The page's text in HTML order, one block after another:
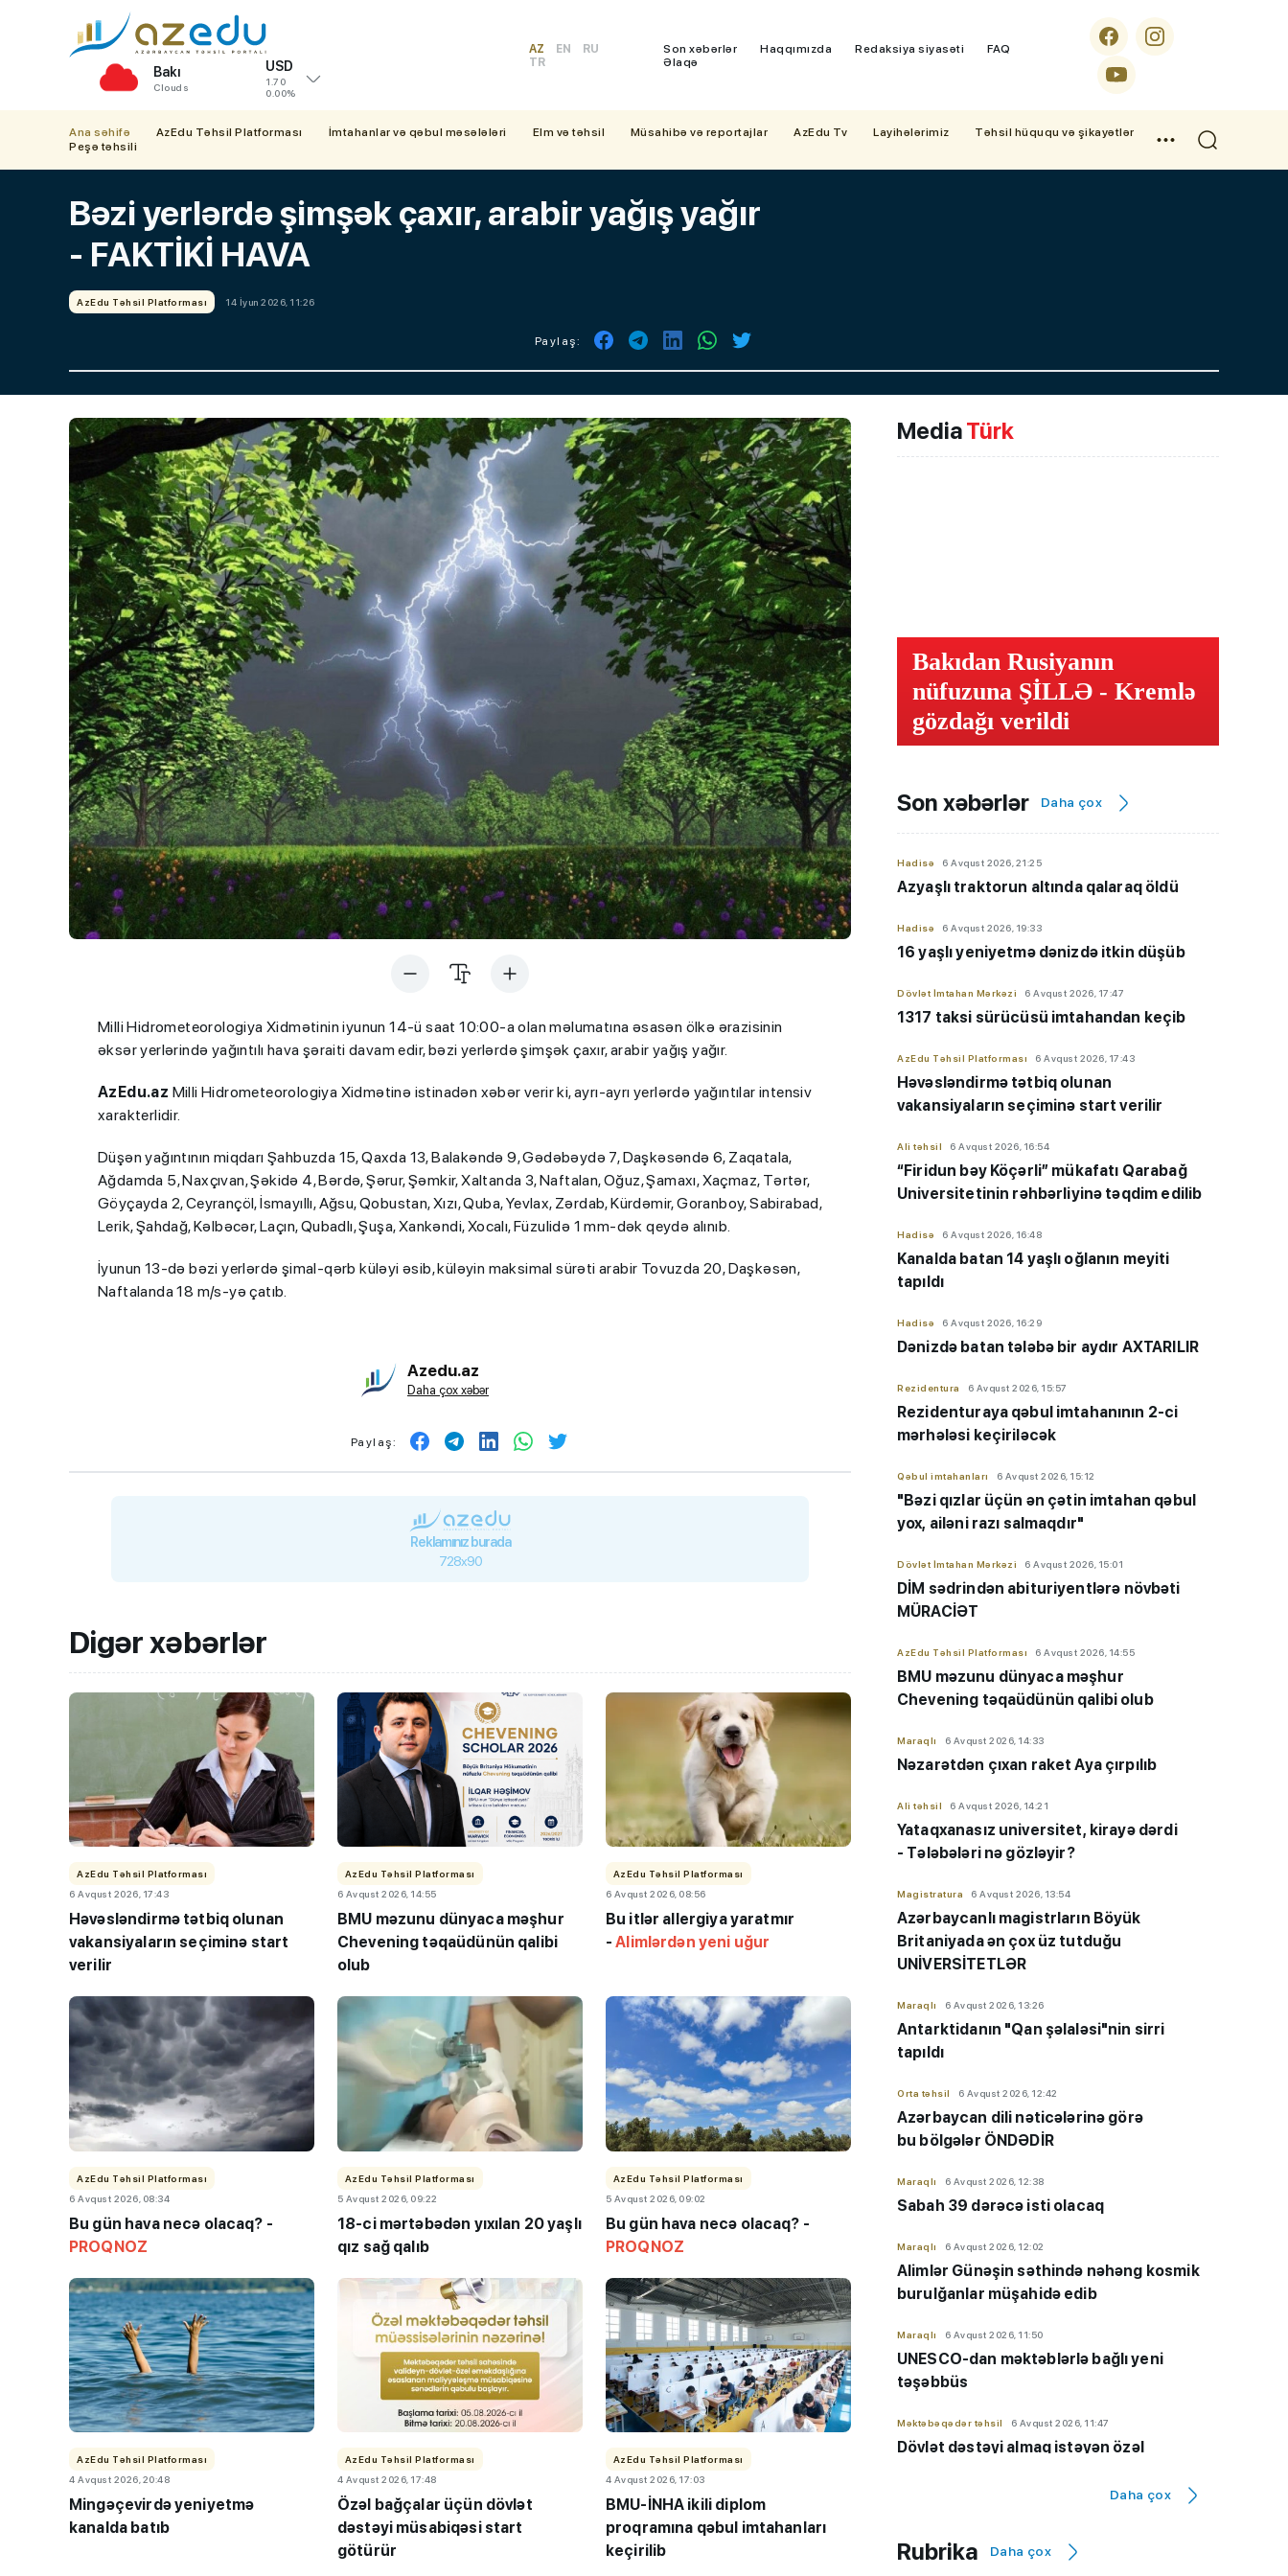
Bakı
Clouds
USD
1.70
0.00%
AZ EN
RU
TR
Son xəbərlər Haqqımızda Redaksiya siyasəti
FAQ
Əlaqə
Ana səhifə AzEdu Təhsil Platforması İmtahanlar və qəbul məsələləri Elm və təhsil Müsahibə və reportajlar AzEdu Tv Layihələrimiz
Təhsil hüququ və şikayətlər
Peşə təhsili
Bəzi yerlərdə şimşək çaxır, arabir yağış yağır
- FAKTİKİ HAVA
AzEdu Təhsil Platforması 14 İyun 2026, 11:26
Paylaş:
Milli Hidrometeorologiya Xidmətinin iyunun 14-ü saat 10:00-a olan məlumatına əsasən ölkə ərazisinin
əksər yerlərində yağıntılı hava şəraiti davam edir, bəzi yerlərdə şimşək çaxır, arabir yağış yağır.
AzEdu.az Milli Hidrometeorologiya Xidmətinə istinadən xəbər verir ki, ayrı-ayrı yerlərdə yağıntılar intensiv
xarakterlidir.
Düşən yağıntının miqdarı Şahbuzda 15, Qaxda 13, Balakəndə 9, Gədəbəydə 7, Daşkəsəndə 6, Zaqatala,
Ağdamda 5, Naxçıvan, Şəkidə 4, Bərdə, Şərur, Şəmkir, Xaltanda 3, Naftalan, Oğuz, Şamaxı, Xaçmaz, Tərtər,
Göyçayda 2, Ceyrançöl, İsmayıllı, Ağsu, Qobustan, Xızı, Quba, Yevlax, Zərdab, Kürdəmir, Goranboy, Sabirabad,
Lerik, Şahdağ, Kəlbəcər, Laçın, Qubadlı, Şuşa, Xankəndi, Xocalı, Füzulidə 1 mm-dək qeydə alınıb.
İyunun 13-də bəzi yerlərdə şimal-qərb küləyi əsib, küləyin maksimal sürəti arabir Tovuzda 20, Daşkəsən,
Naftalanda 18 m/s-yə çatıb.
Azedu.az
Daha çox xəbər
Paylaş:
Reklamınız burada
728x90
Digər xəbərlər
AzEdu Təhsil Platforması
6 Avqust 2026, 17:43
Həvəsləndirmə tətbiq olunan
vakansiyaların seçiminə start
verilir
AzEdu Təhsil Platforması
6 Avqust 2026, 14:55
BMU məzunu dünyaca məşhur
Chevening təqaüdünün qalibi
olub
AzEdu Təhsil Platforması
6 Avqust 2026, 08:56
Bu itlər allergiya yaratmır
-Alimlərdən yeni uğur
AzEdu Təhsil Platforması
6 Avqust 2026, 08:34
Bu gün hava necə olacaq? -
PROQNOZ
AzEdu Təhsil Platforması
5 Avqust 2026, 09:22
18-ci mərtəbədən yıxılan 20 yaşlı
qız sağ qalıb
AzEdu Təhsil Platforması
5 Avqust 2026, 09:02
Bu gün hava necə olacaq? -
PROQNOZ
AzEdu Təhsil Platforması
4 Avqust 2026, 20:48
Mingəçevirdə yeniyetmə
kanalda batıb
AzEdu Təhsil Platforması
4 Avqust 2026, 17:48
Özəl bağçalar üçün dövlət
dəstəyi müsabiqəsi start
götürür
AzEdu Təhsil Platforması
4 Avqust 2026, 17:03
BMU-İNHA ikili diplom
proqramına qəbul imtahanları
keçirilib
MediaTürk
Bakıdan Rusiyanın
nüfuzuna ŞİLLƏ - Kremlə
gözdağı verildi
Son xəbərlər Daha çox
Hadisə 6 Avqust 2026, 21:25
Azyaşlı traktorun altında qalaraq öldü
Hadisə 6 Avqust 2026, 19:33
16 yaşlı yeniyetmə dənizdə itkin düşüb
Dövlət İmtahan Mərkəzi 6 Avqust 2026, 17:47
1317 taksi sürücüsü imtahandan keçib
AzEdu Təhsil Platforması 6 Avqust 2026, 17:43
Həvəsləndirmə tətbiq olunan
vakansiyaların seçiminə start verilir
Ali təhsil 6 Avqust 2026, 16:54
“Firidun bəy Köçərli” mükafatı Qarabağ
Universitetinin rəhbərliyinə təqdim edilib
Hadisə 6 Avqust 2026, 16:48
Kanalda batan 14 yaşlı oğlanın meyiti
tapıldı
Hadisə 6 Avqust 2026, 16:29
Dənizdə batan tələbə bir aydır AXTARILIR
Rezidentura 6 Avqust 2026, 15:57
Rezidenturaya qəbul imtahanının 2-ci
mərhələsi keçiriləcək
Qəbul imtahanları 6 Avqust 2026, 15:12
"Bəzi qızlar üçün ən çətin imtahan qəbul
yox, ailəni razı salmaqdır"
Dövlət İmtahan Mərkəzi 6 Avqust 2026, 15:01
DİM sədrindən abituriyent ​​​​​​​lərə növbəti
MÜRACİƏT
AzEdu Təhsil Platforması 6 Avqust 2026, 14:55
BMU məzunu dünyaca məşhur
Chevening təqaüdünün qalibi olub
Maraqlı 6 Avqust 2026, 14:33
Nəzarətdən çıxan raket Aya çırpılıb
Ali təhsil 6 Avqust 2026, 14:21
Yataqxanasız universitet, kirayə dərdi
- Tələbələri nə gözləyir?
Magistratura 6 Avqust 2026, 13:54
Azərbaycanlı magistrların Böyük
Britaniyada ən çox üz tutduğu
UNİVERSİTETLƏR
Maraqlı 6 Avqust 2026, 13:26
Antarktidanın "Qan şəlaləsi"nin sirri
tapıldı
Orta təhsil 6 Avqust 2026, 12:42
Azərbaycan dili nəticələrinə görə
bu bölgələr ÖNDƏDİR
Maraqlı 6 Avqust 2026, 12:38
Sabah 39 dərəcə isti olacaq
Maraqlı 6 Avqust 2026, 12:02
Alimlər Günəşin səthində nəhəng kosmik
burulğanlar müşahidə edib
Maraqlı 6 Avqust 2026, 11:50
UNESCO-dan məktəblərlə bağlı yeni
təşəbbüs
Məktəbəqədər təhsil 6 Avqust 2026, 11:47
Dövlət dəstəyi almaq istəyən özəl
qaydaların tətbiqinə ehtiyac var"
Daha çox
Rubrika Daha çox